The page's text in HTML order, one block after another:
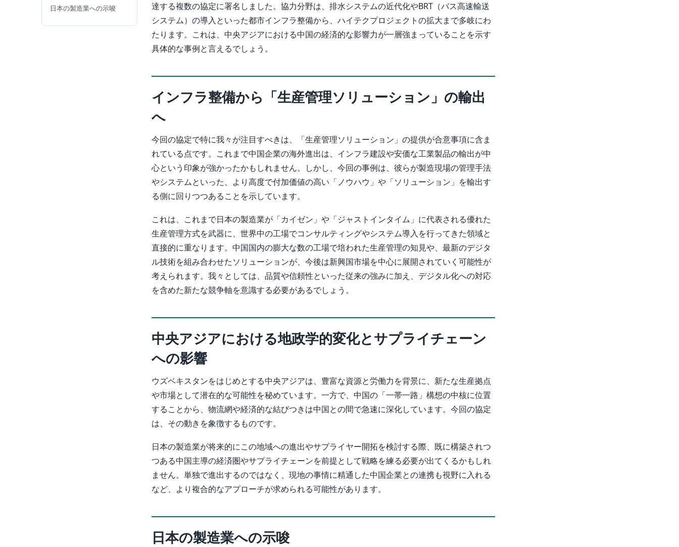
日本の製造業への示唆
達する複数の協定に署名しました。協力分野は、排水システムの近代化やBRT（バス高速輸送
システム）の導入といった都市インフラ整備から、ハイテクプロジェクトの拡大まで多岐にわ
たります。これは、中央アジアにおける中国の経済的な影響力が一層強まっていることを示す
具体的な事例と言えるでしょう。
インフラ整備から「生産管理ソリューション」の輸出
へ
今回の協定で特に我々が注目すべきは、「生産管理ソリューション」の提供が合意事項に含ま
れている点です。これまで中国企業の海外進出は、インフラ建設や安価な工業製品の輸出が中
心という印象が強かったかもしれません。しかし、今回の事例は、彼らが製造現場の管理手法
やシステムといった、より高度で付加価値の高い「ノウハウ」や「ソリューション」を輸出す
る側に回りつつあることを示しています。
これは、これまで日本の製造業が「カイゼン」や「ジャストインタイム」に代表される優れた
生産管理方式を武器に、世界中の工場でコンサルティングやシステム導入を行ってきた領域と
直接的に重なります。中国国内の膨大な数の工場で培われた生産管理の知見や、最新のデジタ
ル技術を組み合わせたソリューションが、今後は新興国市場を中心に展開されていく可能性が
考えられます。我々としては、品質や信頼性といった従来の強みに加え、デジタル化への対応
を含めた新たな競争軸を意識する必要があるでしょう。
中央アジアにおける地政学的変化とサプライチェーン
への影響
ウズベキスタンをはじめとする中央アジアは、豊富な資源と労働力を背景に、新たな生産拠点
や市場として潜在的な可能性を秘めています。一方で、中国の「一帯一路」構想の中核に位置
することから、物流網や経済的な結びつきは中国との間で急速に深化しています。今回の協定
は、その動きを象徴するものです。
日本の製造業が将来的にこの地域への進出やサプライヤー開拓を検討する際、既に構築されつ
つある中国主導の経済圏やサプライチェーンを前提として戦略を練る必要が出てくるかもしれ
ません。単独で進出するのではなく、現地の事情に精通した中国企業との連携も視野に入れる
など、より複合的なアプローチが求められる可能性があります。
日本の製造業への示唆